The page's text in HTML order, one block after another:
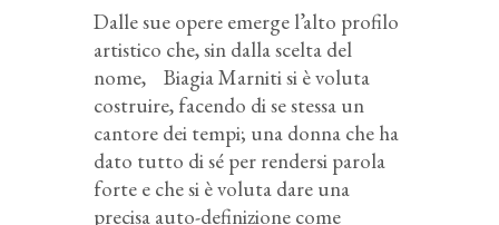
Dalle sue opere emerge l’alto profilo
artistico che, sin dalla scelta del
nome, Biagia Marniti si è voluta
costruire, facendo di se stessa un
cantore dei tempi; una donna che ha
dato tutto di sé per rendersi parola
forte e che si è voluta dare una
precisa auto-definizione come